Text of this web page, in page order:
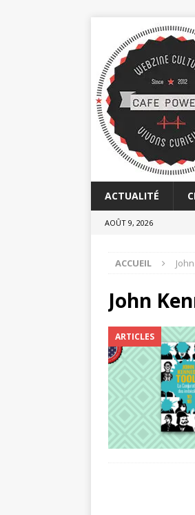
ACTUALITÉ
AOÛT 9, 2026
ACCUEIL
John
ARTICLES